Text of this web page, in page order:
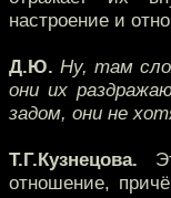
настроение и
Д.Ю. Ну, там
они их
задом, они не
Т.Г.Кузнецова.
отношение,